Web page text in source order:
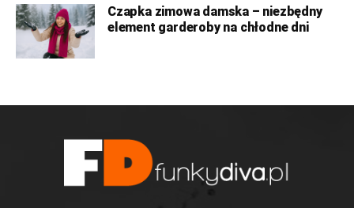
Czapka zimowa damska – niezbędny
element garderoby na chłodne dni